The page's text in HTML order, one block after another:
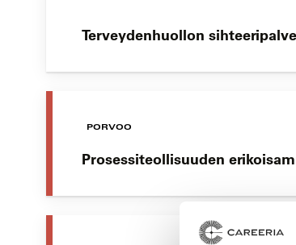
Terveydenhuollon
PORVOO
Prosessiteollisuuden